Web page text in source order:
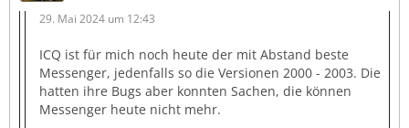
29. Mai 2024 um 12:43
ICQ ist für mich noch heute der mit Abstand beste
Messenger, jedenfalls so die Versionen 2000 - 2003. Die
hatten ihre Bugs aber konnten Sachen, die können
Messenger heute nicht mehr.